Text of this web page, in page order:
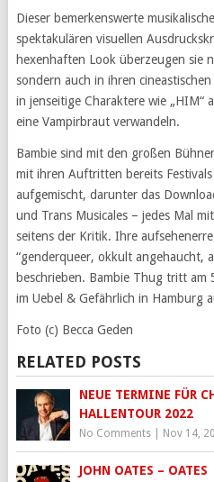
Dieser bemerkenswerte
spektakulären visuellen
hexenhaften Look überzeugen sie
sondern auch in ihren
in jenseitige Charaktere wie „HIM“
eine Vampirbraut verwandeln.
Bambie sind mit den großen
mit ihren Auftritten bereits
aufgemischt, darunter das
und Trans Musicales – jedes Mal
seitens der Kritik. Ihre
“genderqueer, okkult angehaucht,
beschrieben. Bambie Thug tritt
im Uebel & Gefährlich in Hamburg
Foto (c) Becca Geden
RELATED POSTS
NEUE TERMINE FÜR
HALLENTOUR 2022
No Comments| Nov 14,
JOHN OATES – OATES